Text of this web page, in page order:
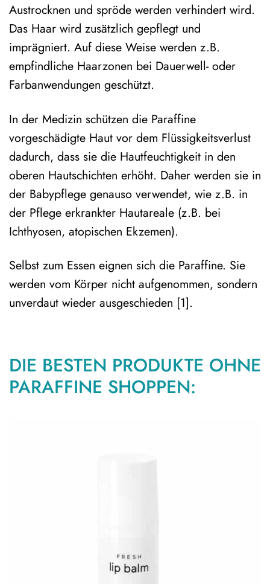
Austrocknen und spröde werden verhindert wird.
Das Haar wird zusätzlich gepflegt und
imprägniert. Auf diese Weise werden z.B.
empfindliche Haarzonen bei Dauerwell- oder
Farbanwendungen geschützt.
In der Medizin schützen die Paraffine
vorgeschädigte Haut vor dem Flüssigkeitsverlust
dadurch, dass sie die Hautfeuchtigkeit in den
oberen Hautschichten erhöht. Daher werden sie in
der Babypflege genauso verwendet, wie z.B. in
der Pflege erkrankter Hautareale (z.B. bei
Ichthyosen, atopischen Ekzemen).
Selbst zum Essen eignen sich die Paraffine. Sie
werden vom Körper nicht aufgenommen, sondern
unverdaut wieder ausgeschieden [1].
DIE BESTEN PRODUKTE OHNE
PARAFFINE SHOPPEN: